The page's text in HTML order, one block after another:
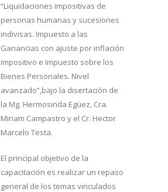
“Liquidaciones impositivas de
personas humanas y sucesiones
indivisas. Impuesto a las
Ganancias con ajuste por inflación
impositivo e Impuesto sobre los
Bienes Personales. Nivel
avanzado”,bajo la disertación de
la Mg. Hermosinda Egüez, Cra.
Miriam Campastro y el Cr. Hector
Marcelo Testa.
El principal objetivo de la
capacitación es realizar un repaso
general de los temas vinculados